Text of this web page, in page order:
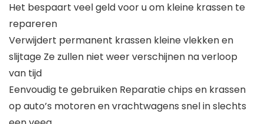
Het bespaart veel geld voor u om kleine krassen te
repareren
Verwijdert permanent krassen kleine vlekken en
slijtage Ze zullen niet weer verschijnen na verloop
van tijd
Eenvoudig te gebruiken Reparatie chips en krassen
op auto’s motoren en vrachtwagens snel in slechts